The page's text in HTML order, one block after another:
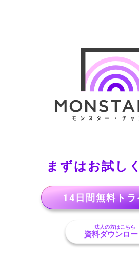
まずはお試し
14日間無料ト
法人の方はこちら
資料ダウンロ